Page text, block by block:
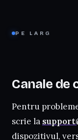
PE LARG
Canale de
Pentru
scrie la
dispozitivul,